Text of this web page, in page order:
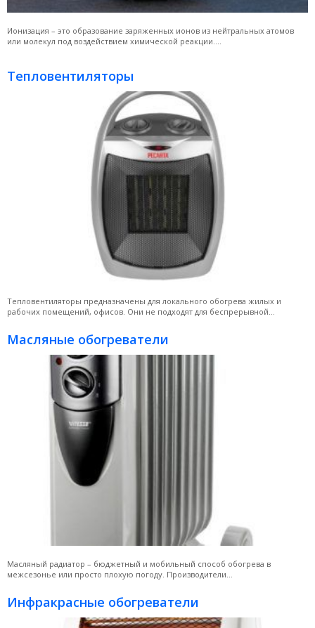
Ионизация – это образование заряженных ионов из нейтральных атомов
или молекул под воздействием химической реакции....
Тепловентиляторы
Тепловентиляторы предназначены для локального обогрева жилых и
рабочих помещений, офисов. Они не подходят для беспрерывной...
Масляные обогреватели
Масляный радиатор – бюджетный и мобильный способ обогрева в
межсезонье или просто плохую погоду. Производители...
Инфракрасные обогреватели